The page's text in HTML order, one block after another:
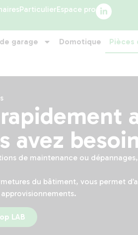
ParticulierEspace pro
garage Domotique Pièces
avez besoin
de maintenance ou
du bâtiment, vous permet
LAB